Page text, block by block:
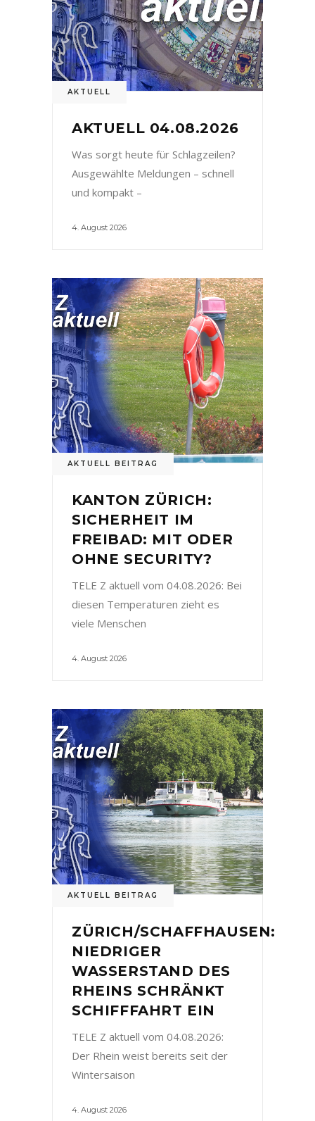
AKTUELL
AKTUELL 04.08.2026
Was sorgt heute für Schlagzeilen?
Ausgewählte Meldungen – schnell
und kompakt –
4. August 2026
AKTUELL BEITRAG
KANTON ZÜRICH:
SICHERHEIT IM
FREIBAD: MIT ODER
OHNE SECURITY?
TELE Z aktuell vom 04.08.2026: Bei
diesen Temperaturen zieht es
viele Menschen
4. August 2026
AKTUELL BEITRAG
ZÜRICH/SCHAFFHAUSEN:
NIEDRIGER
WASSERSTAND DES
RHEINS SCHRÄNKT
SCHIFFFAHRT EIN
TELE Z aktuell vom 04.08.2026:
Der Rhein weist bereits seit der
Wintersaison
4. August 2026